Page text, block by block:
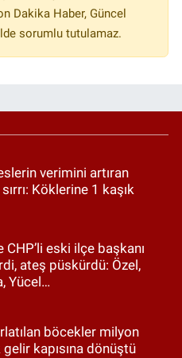
Dakika Haber, Güncel
sorumlu tutulamaz.
verimini artıran
Köklerine 1 kaşık
CHP’li eski ilçe başkanı
ateş püskürdü: Özel,
Yücel…
böcekler milyon
gelir kapısına dönüştü